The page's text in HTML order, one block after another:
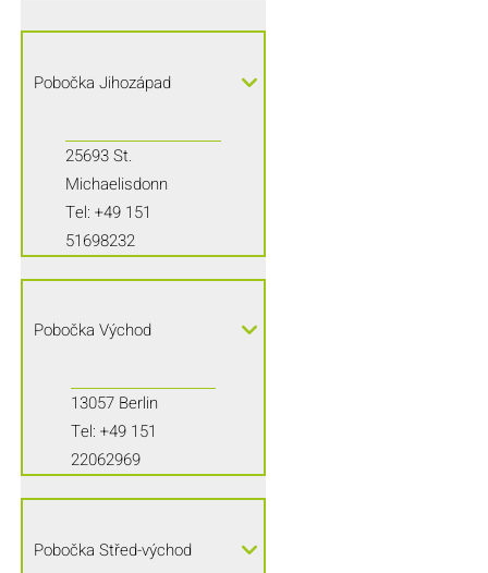
Pobočka Jihozápad
25693 St.
Michaelisdonn
Tel: +49 151
51698232
Pobočka Východ
13057 Berlin
Tel:+49 151
22062969
Pobočka Střed-východ